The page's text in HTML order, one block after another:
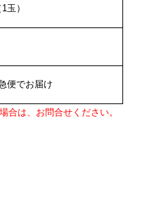
）
便でお届け
合は、お問合せください。